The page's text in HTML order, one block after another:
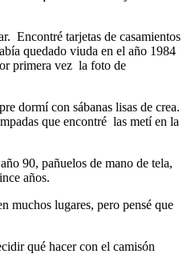
Encontré tarjetas de casamientos
quedado viuda en el año 1984
primera vez la foto de
dormí con sábanas lisas de crea.
que encontré las metí en la
90, pañuelos de mano de tela,
años.
muchos lugares, pero pensé que
qué hacer con el camisón